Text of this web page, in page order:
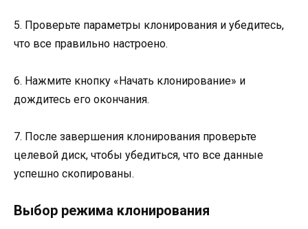
5. Проверьте параметры клонирования и убедитесь,
что все правильно настроено.
6. Нажмите кнопку «Начать клонирование» и
дождитесь его окончания.
7. После завершения клонирования проверьте
целевой диск, чтобы убедиться, что все данные
успешно скопированы.
Выбор режима клонирования